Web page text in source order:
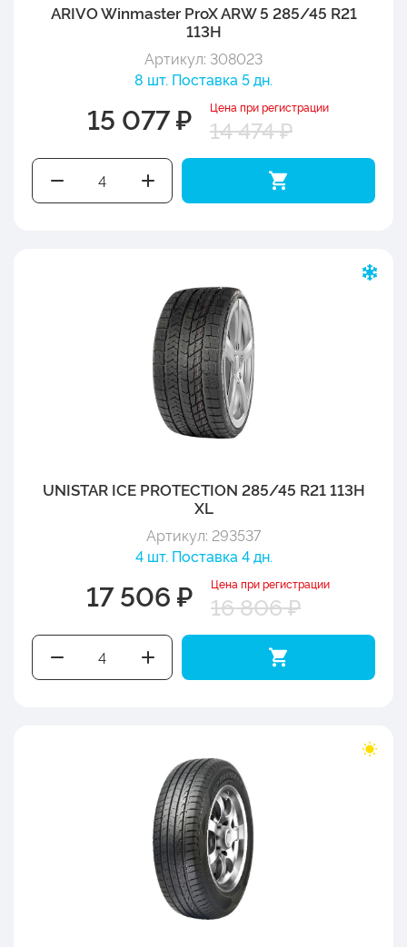
ARIVO Winmaster ProX ARW 5 285/45 R21
113H
Артикул: 308023
8 шт. Поставка 5 дн.
15 077 ₽ Цена при регистрации
14 474 ₽
UNISTAR ICE PROTECTION 285/45 R21 113H
XL
Артикул: 293537
4 шт. Поставка 4 дн.
17 506 ₽ Цена при регистрации
16 806 ₽